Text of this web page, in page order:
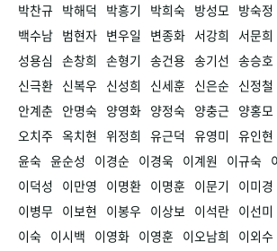
박찬규 박해덕 박흥기 박희숙 방성모 방숙정
백수남 범현자 변우일 변종화 서강희 서문희
성용심 손창희 손형기 송건용 송기선 송승호
신극환 신복우 신성희 신세훈 신은순 신정철
안계춘 안명숙 양영화 양정숙 양충근 양홍모
오치주 옥치현 위정희 유근덕 유영미 유인현
윤숙 윤순성 이경순 이경욱 이계원 이규숙
이덕성
이만영 이명환 이명훈 이문기 이미경
이병무 이보현 이봉우 이상보 이석란 이선미
이숙 이시백 이영화 이영훈 이오남희 이외수